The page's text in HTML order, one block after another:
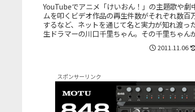
YouTubeでアニメ「けいおん！」の主題歌や劇
ムを叩くビデオ作品の再生件数がそれぞれ数百
するなど、ネットを通じて名と実力が知れ渡っ
生ドラマーの川口千里ちゃん。その千里ちゃん
2011.11.06
スポンサーリンク